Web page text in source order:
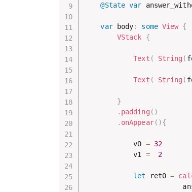
@State var
var body: some View {
VStack
{
Text ( String (
Text ( String (
}
. padding ( )
. onAppear( ){
            v0
= 32
            v1
= 2
let ret0 =